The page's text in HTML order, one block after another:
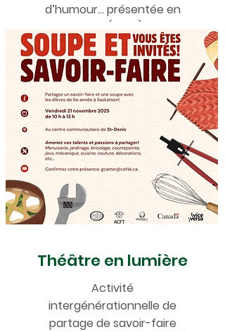
d’humour... présentée en
ligne (2026)!
Théâtre en lumière
Activité
intergénérationnelle de
partage de savoir-faire